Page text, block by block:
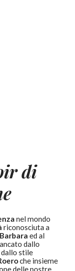
di
nel mondo
riconosciuta a
Barbara ed al
dallo
dallo stile
che insieme
delle nostre